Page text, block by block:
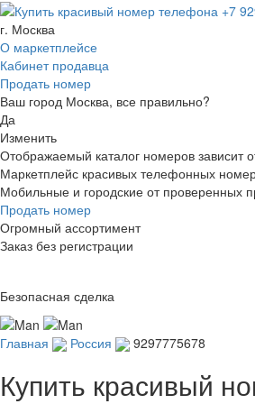
г. Москва
О маркетплейсе
Кабинет продавца
Продать номер
Ваш город Москва, все правильно?
Да
Изменить
Отображаемый каталог номеров зависит
Маркетплейс красивых телефонных
Мобильные и городские от проверенных
Продать номер
Огромный ассортимент
Заказ без регистрации
Безопасная сделка
Главная Россия 9297775678
Купить красивый